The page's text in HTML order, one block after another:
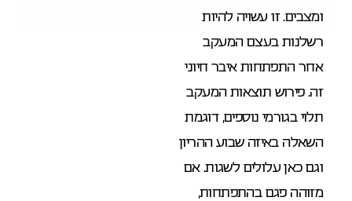
ומצבים. זו עשויה להיות
רשלנות בעצם המעקב
אחר התפתחות איבר חיוני
זה. פירוש תוצאות המעקב
תלוי בגורמי נוספים, דוגמת
השאלה באיזה שבוע ההריון
וגם כאן עלולים לשגות. אם
מזוהה פגם בהתפתחות,